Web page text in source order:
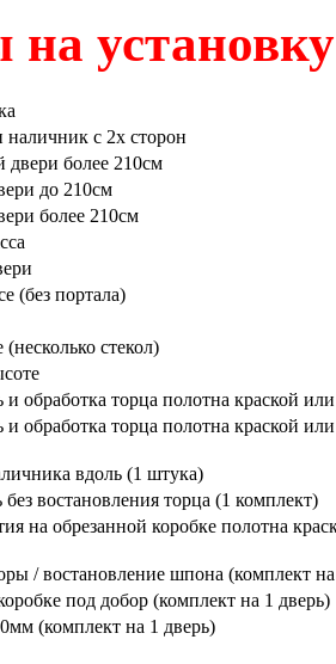
наличник с 2х сторон
более 210см
до 210см
более 210см
(без портала)
стекол)
и обработка торца полотна краской
обработка торца полотна краской
вдоль (1 штука)
востановления торца (1 комплект)
на обрезанной коробке полотна
/ востановление шпона (комплект
под добор (комплект на 1 дверь)
(комплект на 1 дверь)